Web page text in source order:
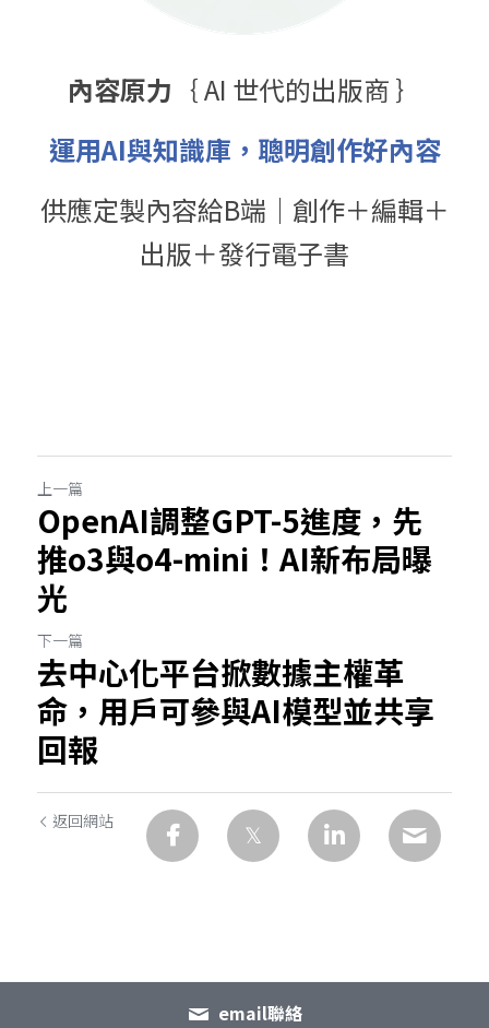
內容原力 ｛ AI 世代的出版商 ｝
運用AI與知識庫，聰明創作好內容
供應定製內容給B端｜創作＋編輯＋
出版＋發行電子書
上一篇
OpenAI調整GPT-5進度，先
推o3與o4-mini！AI新布局曝
光
下一篇
去中心化平台掀數據主權革
命，用戶可參與AI模型並共享
回報
返回網站
email聯絡